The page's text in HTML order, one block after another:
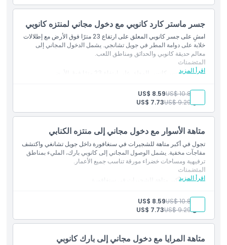
كيفية الاسترداد
قواعد اللباس
سياسة الإلغاء
جسر ماستر كارد كانوبي مع دخول مجاني لمنتزه كانوبي
امشِ على جسر كانوبي المعلق على ارتفاع 23 مترًا فوق الأرض مع إطلالات
خلابة على دوامة المطر في جويل تشانجي. يشمل الدخول المجاني إلى
معالم حديقة كانوبي والحدائق ومناطق اللعب.
اقرأ المزيد
المتضمنات
امشِ عبر جسر كانوبي المعلق على ارتفاع 23 مترًا فوق الأرض
بالغ:
US$ 10.85
US$ 8.59
طفل:US$ 9.29
US$ 7.73
متاهة الأسوار مع دخول مجاني إلى منتزه الكنابي
تجول في أكبر متاهة للشجيرات في سنغافورة داخل جويل تشانغي واكتشف
مفاجآت مخفية. يشمل الوصول المجاني إلى كانوبي بارك، المليء بمناطق
ترفيهية ومساحات خضراء مورقة تناسب جميع الأعمار.
اقرأ المزيد
المتضمنات
دخول إلى أكبر متاهة للشجيرات في سنغافورة
بالغ:
US$ 10.85
US$ 8.59
طفل:US$ 9.29
US$ 7.73
متاهة المرايا مع دخول مجاني إلى بارك كانوبي